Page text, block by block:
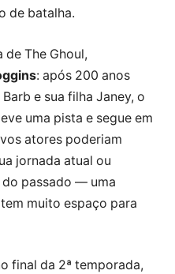
de batalha.
de The Ghoul,
: após 200 anos
e sua filha Janey, o
uma pista e segue em
atores poderiam
jornada atual ou
passado — uma
muito espaço para
final da 2ª temporada,